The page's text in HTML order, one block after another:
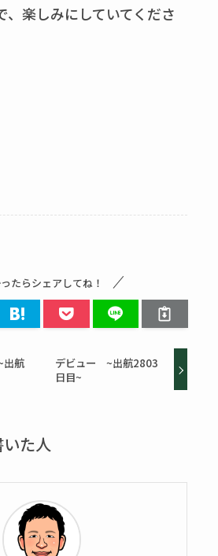
、楽しみにしていてくださ
たらシェアしてね！
航
デビュー ~出航2803
日目~
た人